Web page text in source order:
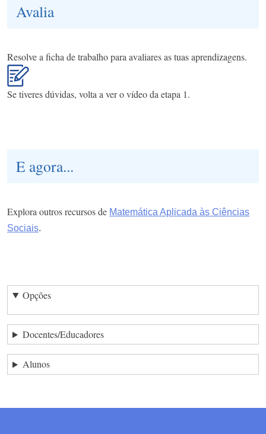
Avalia
Resolve a ficha de trabalho para avaliares as tuas aprendizagens.
Se tiveres dúvidas, volta a ver o vídeo da etapa 1.
E agora...
Explora outros recursos de Matemática Aplicada às Ciências
Sociais.
Opções
Docentes/Educadores
Alunos